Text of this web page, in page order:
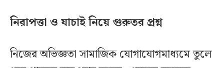
নিরাপত্তা ও যাচাই নিয়ে গুরুতর প্রশ্ন
নিজের অভিজ্ঞতা সামাজিক যোগাযোগমাধ্যমে তুলে